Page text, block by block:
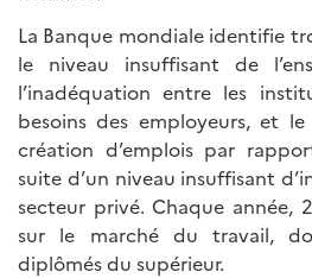
La Banque mondiale identifie
le niveau insuffisant de
l’inadéquation entre les
besoins des employeurs, et
création d’emplois par
suite d’un niveau insuffisant
secteur privé. Chaque année,
sur le marché du travail,
diplômés du supérieur.